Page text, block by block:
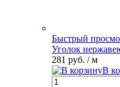
Быстрый
Уголок
281 руб. / м
В